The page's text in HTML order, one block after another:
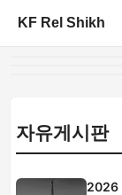
KF Rel Shikh
자유게시판
2026